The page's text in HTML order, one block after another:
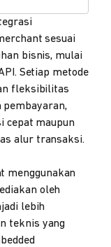
sesuai
bisnis, mulai
Setiap metode
fleksibilitas
cepat maupun
alur transaksi.
menggunakan
oleh
lebih
teknis yang